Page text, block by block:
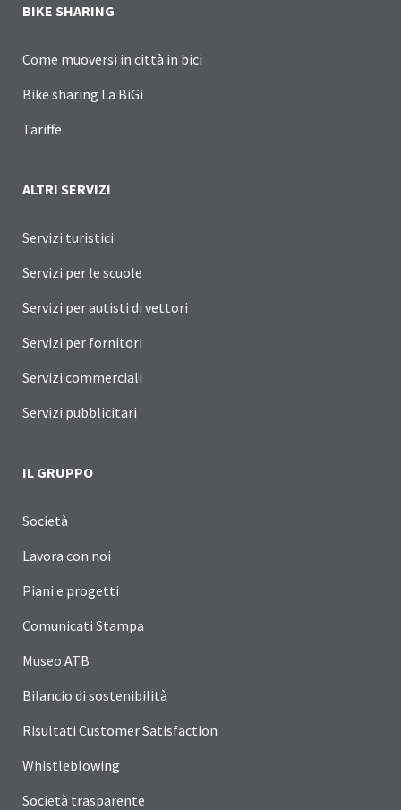
BIKE SHARING
Come muoversi in città in bici
Bike sharing La BiGi
Tariffe
ALTRI SERVIZI
Servizi turistici
Servizi per le scuole
Servizi per autisti di vettori
Servizi per fornitori
Servizi commerciali
Servizi pubblicitari
IL GRUPPO
Società
Lavora con noi
Piani e progetti
Comunicati Stampa
Museo ATB
Bilancio di sostenibilità
Risultati Customer Satisfaction
Whistleblowing
Società trasparente